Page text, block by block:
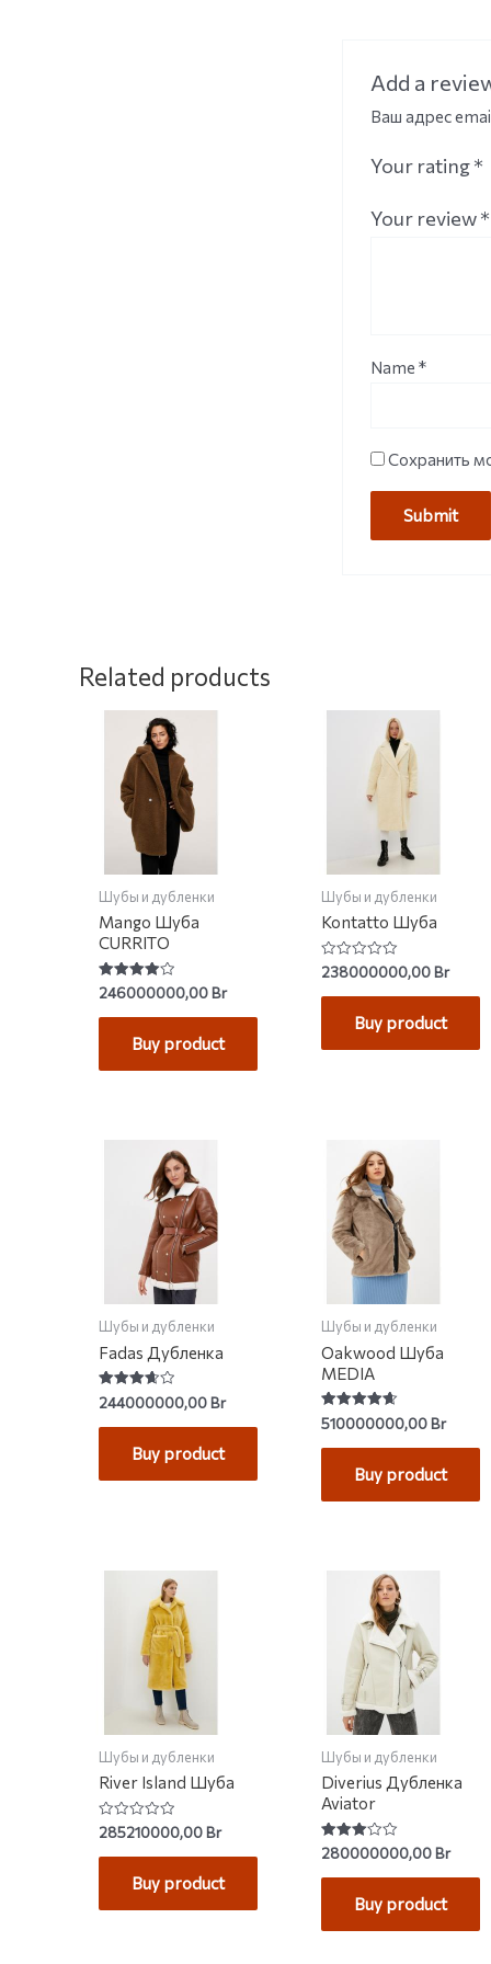
Add a
Ваш адрес
Your rating*
Your review*
Name*
Сохранить
Related products
Шубы и дубленки
Mango Шуба
CURRITO
Rated
4.06
out of 5
246000000,00Br
Buy product
Шубы и дубленки
Kontatto Шуба
Rated
0
out
238000000,00Br
Buy product
Шубы и дубленки
Fadas Дубленка
Rated
3.67
out of 5
244000000,00Br
Buy product
Шубы и дубленки
Oakwood Шуба
MEDIA
Rated
4.67
out of 5
510000000,00Br
Buy product
Шубы и дубленки
River Island Шуба
Rated
0
out
285210000,00Br
Buy product
Шубы и дубленки
Diverius Дубленка
Aviator
Rated
3.00
out of
280000000,00Br
Buy product